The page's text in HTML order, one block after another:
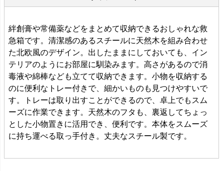
絆創膏や常備薬などをまとめて収納できるおしゃれな救
急箱です。清潔感のあるスチールに天然木を組み合わせ
た北欧風のデザイン。出したままにしておいても、イン
テリアのようにお部屋に馴染みます。高さがあるので消
毒液や綿棒なども立てて収納できます。小物を収納する
のに便利なトレー付きで、細かいものも見つけやすいで
す。トレーは取り出すことができるので、卓上でもスム
ーズに作業できます。天然木のフタも、裏返してちょっ
とした小物置きに活用でき、便利です。本体をスムーズ
に持ち運べる取っ手付き。丈夫なスチール製です。